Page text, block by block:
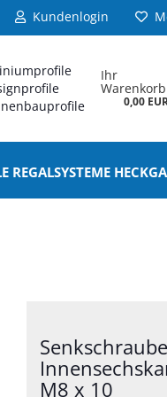
Kundenlogin
Ihr
Warenkorb
0,00
REGALSYSTEME
M8 x 10